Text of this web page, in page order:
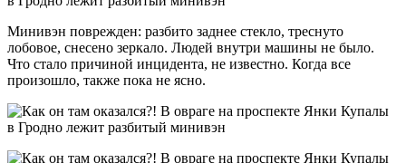
Минивэн поврежден: разбито заднее стекло, треснуто
лобовое, снесено зеркало. Людей внутри машины не было.
Что стало причиной инцидента, не известно. Когда все
произошло, также пока не ясно.